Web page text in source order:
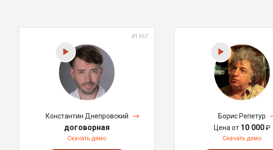
#1967
Константин Днепровский
договорная
Скачать демо
Борис Репетур
Цена от 10 000₽
Скачать демо